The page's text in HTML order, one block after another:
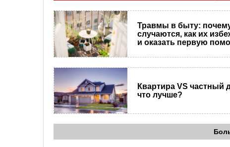
Травмы в быту:
случаются, как их
и оказать первую
Квартира VS частный
что лучше?